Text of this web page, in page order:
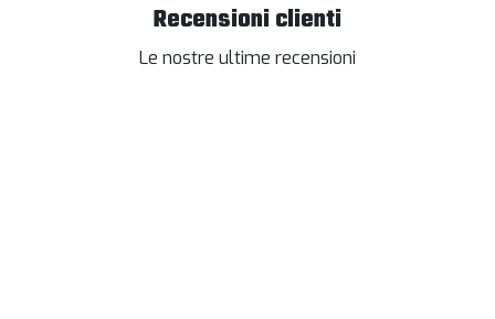
Recensioni clienti
Le nostre ultime recensioni